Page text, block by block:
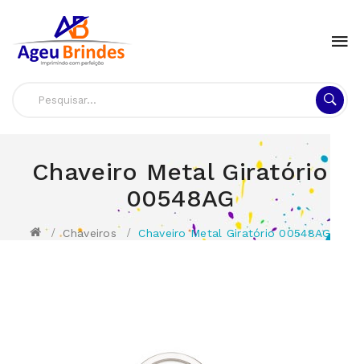
Chaveiro Metal Giratório
00548AG
Chaveiros Chaveiro Metal Giratório 00548AG